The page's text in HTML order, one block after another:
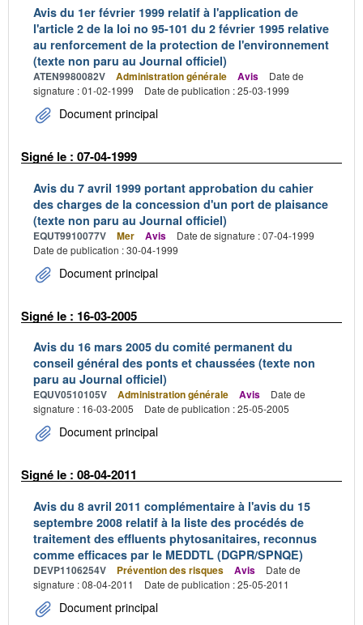
Avis du 1er février 1999 relatif à l'application de
l'article 2 de la loi no 95-101 du 2 février 1995 relative
au renforcement de la protection de l'environnement
(texte non paru au Journal officiel)
ATEN9980082V Administration générale Avis
Date de
signature : 01-02-1999
Date de publication : 25-03-1999
Document principal
Signé le : 07-04-1999
Avis du 7 avril 1999 portant approbation du cahier
des charges de la concession d'un port de plaisance
(texte non paru au Journal officiel)
EQUT9910077V Mer Avis
Date de signature : 07-04-1999
Date de publication : 30-04-1999
Document principal
Signé le : 16-03-2005
Avis du 16 mars 2005 du comité permanent du
conseil général des ponts et chaussées (texte non
paru au Journal officiel)
EQUV0510105V Administration générale Avis
Date de
signature : 16-03-2005
Date de publication : 25-05-2005
Document principal
Signé le : 08-04-2011
Avis du 8 avril 2011 complémentaire à l'avis du 15
septembre 2008 relatif à la liste des procédés de
traitement des effluents phytosanitaires, reconnus
comme efficaces par le MEDDTL (DGPR/SPNQE)
DEVP1106254V Prévention des risques Avis
Date de
signature : 08-04-2011
Date de publication : 25-05-2011
Document principal